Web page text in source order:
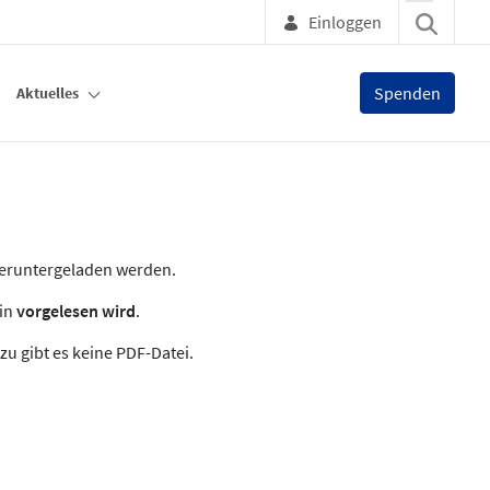
Einloggen
Aktuelles Spenden
werden.
vorgelesen wird.
gibt es keine PDF-Datei.